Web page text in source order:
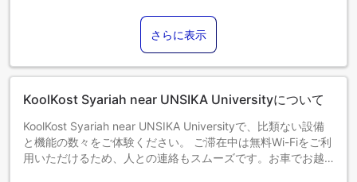
エキストラベッドをお申し込みください。
13歳以上のゲストは大人とみなされます。
エキストラベッドの追加可否は、お部屋タイプにより異なり
ます。各部屋タイプ欄の記載をご確認ください。
さらに表示
KoolKost Syariah near UNSIKA Universityについて
KoolKost Syariah near UNSIKA Universityで、比類ない設備
と機能の数々をご体験ください。 ご滞在中は無料Wi-Fiをご利
用いただけるため、人との連絡もスムーズです。お車でお越